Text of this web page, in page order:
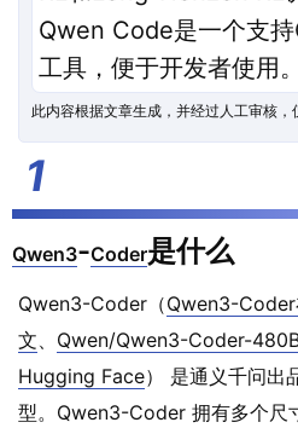
Qwen Code是一个支
工具，便于开发者使用。
此内容根据文章生成，并经过人工审核
Qwen3-Coder是什么
Qwen3-Coder（Qwen3-Coder
文、 Qwen/Qwen3-Coder-
Hugging Face） 是通义千问出
型。Qwen3-Coder 拥有多个尺